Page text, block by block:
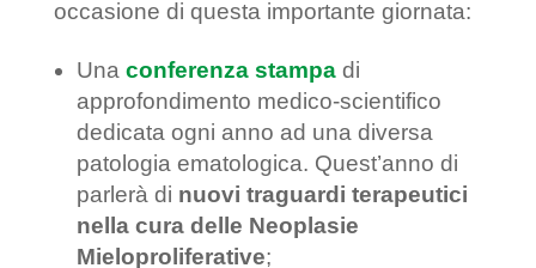
occasione di questa importante giornata:
Una conferenza stampadi
approfondimento medico-scientifico
dedicata ogni anno ad una diversa
patologia ematologica. Quest’anno di
parlerà di nuovi traguardi terapeutici
nella cura delle Neoplasie
Mieloproliferative;